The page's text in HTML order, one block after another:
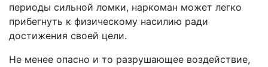
периоды сильной ломки, наркоман может легко
прибегнуть к физическому насилию ради
достижения своей цели.
Не менее опасно и то разрушающее воздействие,